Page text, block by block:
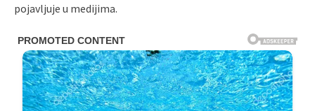
pojavljuje u medijima.